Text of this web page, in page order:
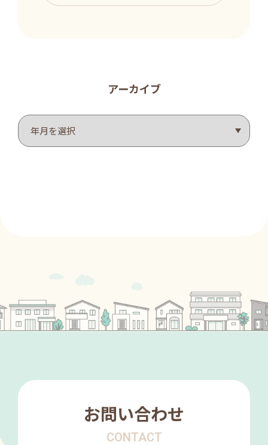
アーカイブ
お問い合わせ
CONTACT